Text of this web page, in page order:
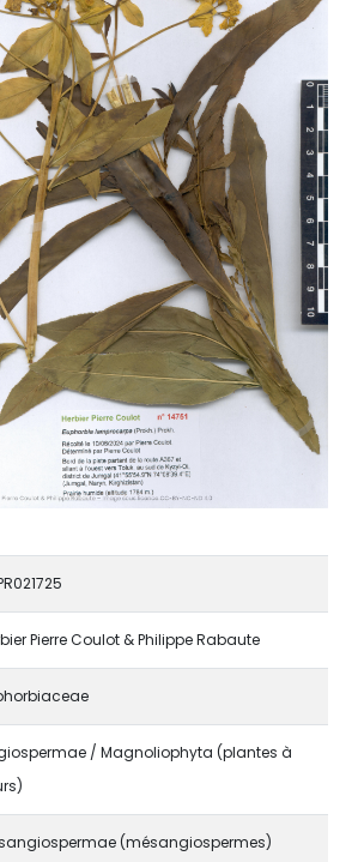
Pierre Coulot & Philippe Rabaute
/ Magnoliophyta (plantes à
(mésangiospermes)